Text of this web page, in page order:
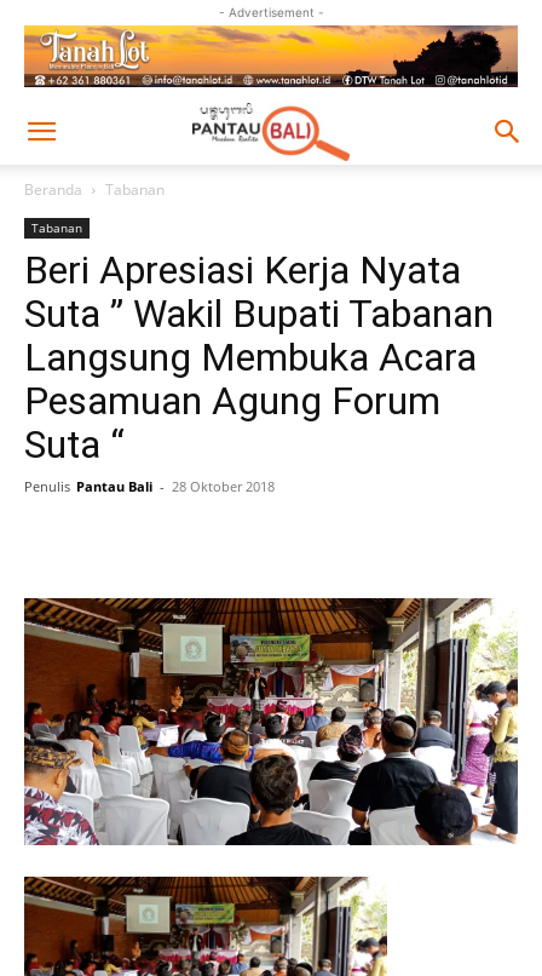
- Advertisement -
Beranda Tabanan
Tabanan
Beri Apresiasi Kerja Nyata
Suta ” Wakil Bupati Tabanan
Langsung Membuka Acara
Pesamuan Agung Forum
Suta “
Penulis Pantau Bali - 28 Oktober 2018